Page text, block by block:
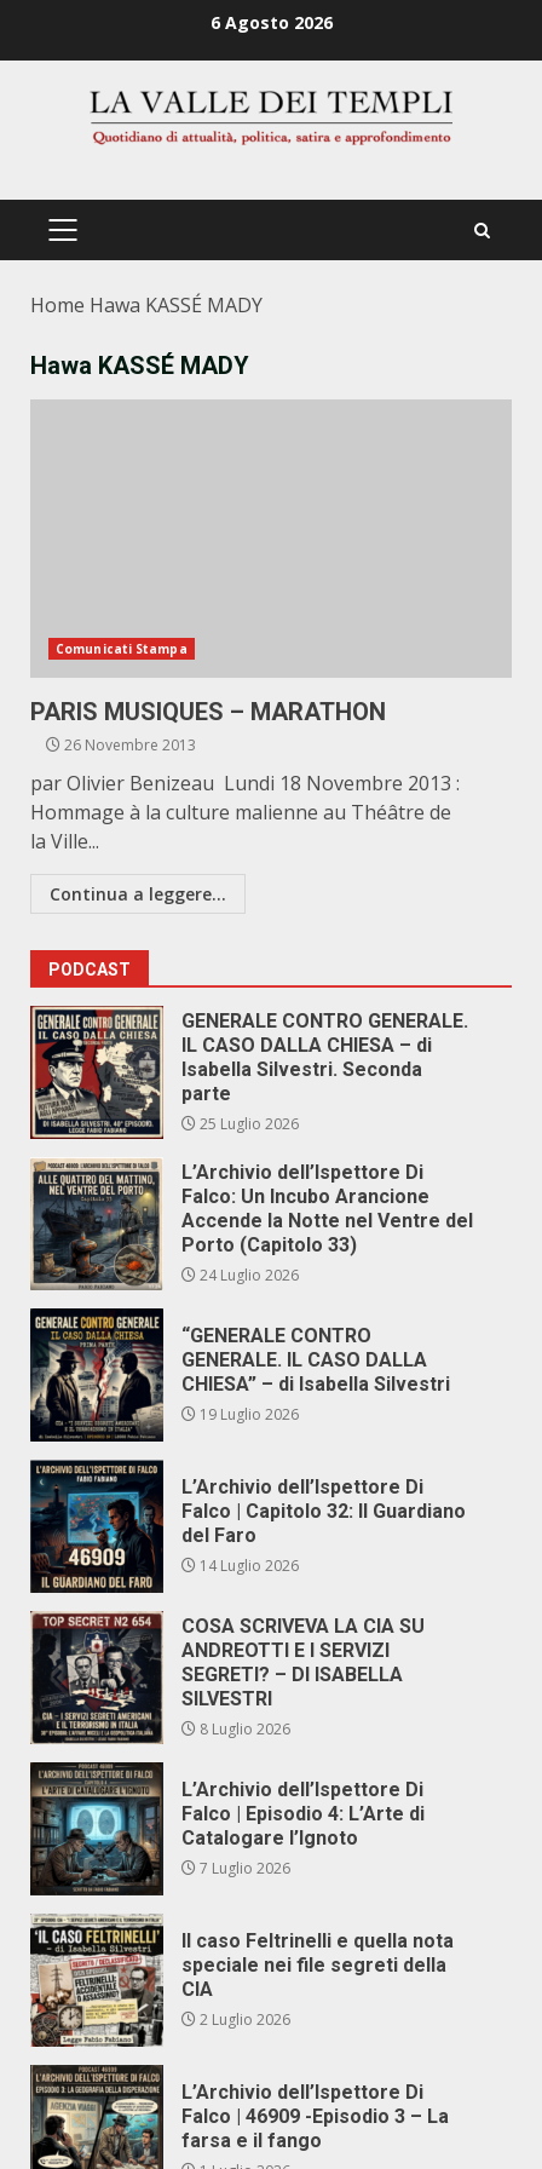
6 Agosto 2026
PRIMÄRES
Home Hawa KASSÉ MADY
Hawa KASSÉ MADY
Comunicati Stampa
PARIS MUSIQUES – MARATHON
26 Novembre 2013
par Olivier Benizeau Lundi 18 Novembre 2013 :
Hommage à la culture malienne au Théâtre de
la Ville...
Continua a leggere...
PODCAST
GENERALE CONTRO GENERALE.
IL CASO DALLA CHIESA – di
Isabella Silvestri. Seconda
parte
25 Luglio 2026
L’Archivio dell’Ispettore Di
Falco: Un Incubo Arancione
Accende la Notte nel Ventre del
Porto (Capitolo 33)
24 Luglio 2026
“GENERALE CONTRO
GENERALE. IL CASO DALLA
CHIESA” – di Isabella Silvestri
19 Luglio 2026
L’Archivio dell’Ispettore Di
Falco | Capitolo 32: Il Guardiano
del Faro
14 Luglio 2026
COSA SCRIVEVA LA CIA SU
ANDREOTTI E I SERVIZI
SEGRETI? – DI ISABELLA
SILVESTRI
8 Luglio 2026
L’Archivio dell’Ispettore Di
Falco | Episodio 4: L’Arte di
Catalogare l’Ignoto
7 Luglio 2026
Il caso Feltrinelli e quella nota
speciale nei file segreti della
CIA
2 Luglio 2026
L’Archivio dell’Ispettore Di
Falco | 46909 -Episodio 3 – La
farsa e il fango